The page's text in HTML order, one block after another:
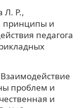
Л. Р.,
принципы и
педагога
проблем и
и